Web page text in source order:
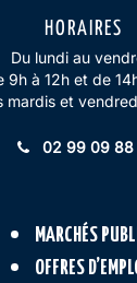
HORAIRES
Du lundi au
9h à 12h et de
mardis et
02 99 09 88
MARCHÉS
OFFRES